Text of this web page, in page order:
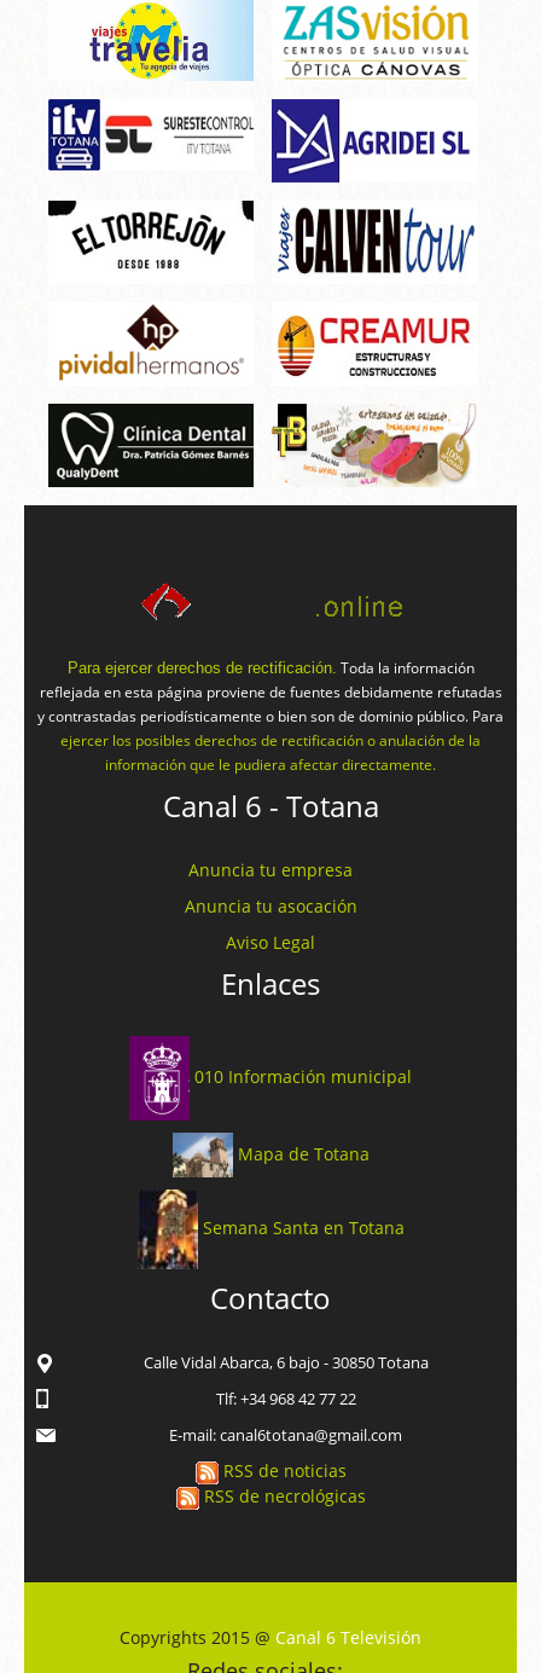
Para ejercer derechos de rectificación. Toda la información
reflejada en esta página proviene de fuentes debidamente refutadas
y contrastadas periodísticamente o bien son de dominio público. Para
ejercer los posibles derechos de rectificación o anulación de la
información que le pudiera afectar directamente.
Canal 6 - Totana
Anuncia tu empresa
Anuncia tu asocación
Aviso Legal
Enlaces
010 Información municipal
Mapa de Totana
Semana Santa en Totana
Contacto
Calle Vidal Abarca, 6 bajo - 30850 Totana
Tlf: +34 968 42 77 22
E-mail: canal6totana@gmail.com
RSS de noticias
RSS de necrológicas
Copyrights 2015 @ Canal 6 Televisión